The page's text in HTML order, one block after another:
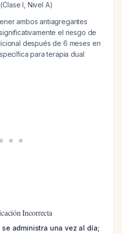
I, Nivel A)
ambos antiagregantes
el riesgo de
después de 6 meses en
para terapia dual
Incorrecta
administra una vez al día;